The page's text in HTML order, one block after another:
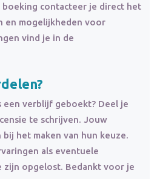
contacteer je direct het
en mogelijkheden voor
vind je in de
een verblijf geboekt? Deel je
te schrijven. Jouw
het maken van hun keuze.
als eventuele
zijn opgelost. Bedankt voor je